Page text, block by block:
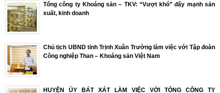
Tổng công ty Khoáng sản – TKV: “Vượt khó” đẩy mạnh sản
xuất, kinh doanh
Chủ tịch UBND tỉnh Trịnh Xuân Trường làm việc với Tập đoàn
Công nghiệp Than – Khoáng sản Việt Nam
HUYỆN ỦY BÁT XÁT LÀM VIỆC VỚI TỔNG CÔNG TY